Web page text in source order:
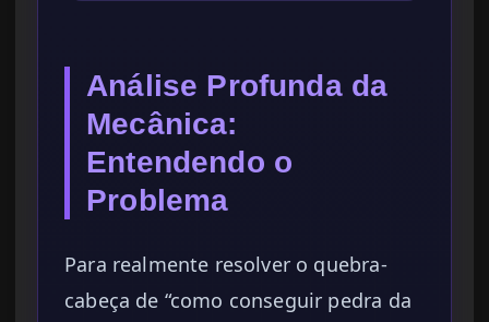
Análise Profunda da
Mecânica:
Entendendo o
Problema
Para realmente resolver o quebra-
cabeça de “como conseguir pedra da